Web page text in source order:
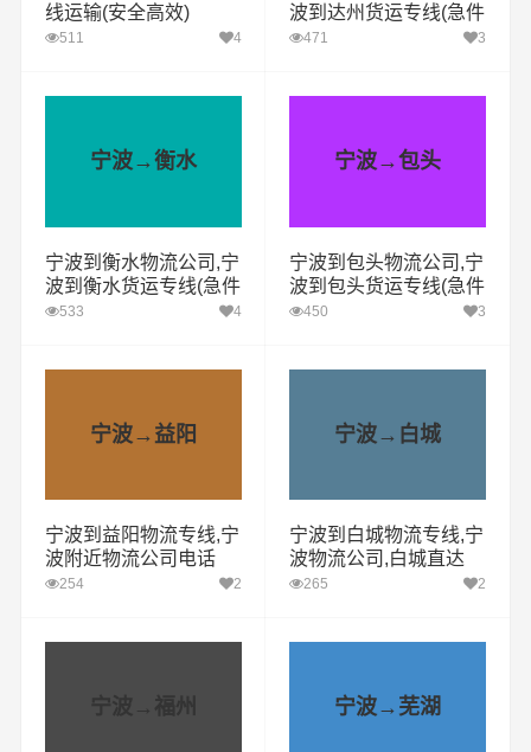
线运输(安全高效)
511 4
波到达州货运专线(急件
定时达)
471 3
宁波→衡水
宁波到衡水物流公司,宁
波到衡水货运专线(急件
定时达)
533 4
宁波→包头
宁波到包头物流公司,宁
波到包头货运专线(急件
定时达)
450 3
宁波→益阳
宁波到益阳物流专线,宁
波附近物流公司电话
254 2
宁波→白城
宁波到白城物流专线,宁
波物流公司,白城直达
265 2
宁波→福州 宁波→芜湖